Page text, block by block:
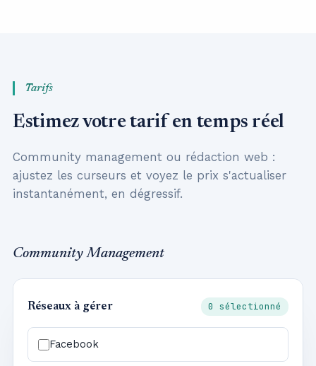
Tarifs
Estimez votre tarif en temps réel
Community management ou rédaction web :
ajustez les curseurs et voyez le prix s'actualiser
instantanément, en dégressif.
Community Management
Réseaux à gérer 0 sélectionné
Facebook